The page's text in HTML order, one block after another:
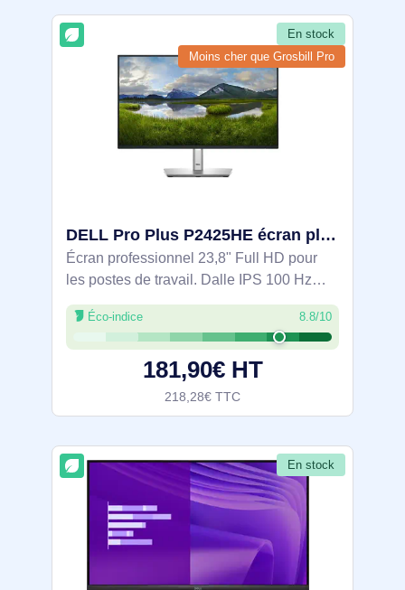
En stock
Moins cher que Grosbill Pro
DELL Pro Plus P2425HE écran plat de PC 60,5 cm (23.8") 1920 x 1080 pixels Full HD LCD Noir - DELL-P2425HE
Écran professionnel 23,8" Full HD pour
les postes de travail. Dalle IPS 100 Hz
avec ComfortView Plus (lumière bleue
Éco-indice 8.8/10
181,90€ HT
218,28€ TTC
En stock